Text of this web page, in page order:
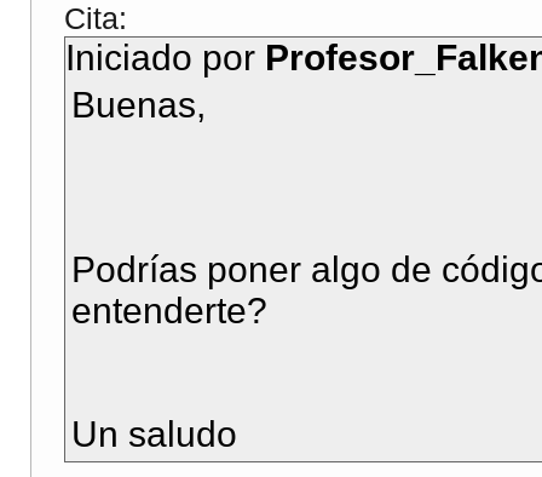
Cita:
Iniciado por
Buenas,
Podrías poner algo de
entenderte?
Un saludo